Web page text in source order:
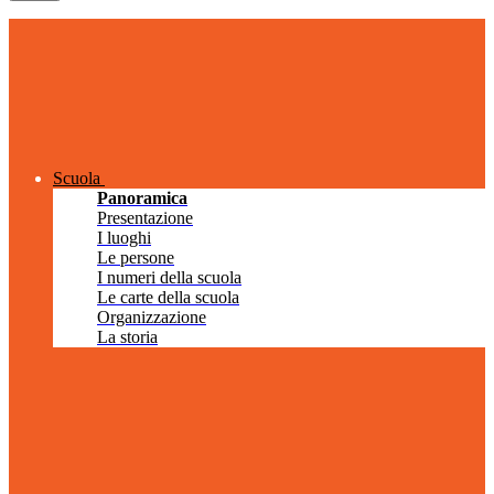
Scuola
Panoramica
Presentazione
I luoghi
Le persone
I numeri della scuola
Le carte della scuola
Organizzazione
La storia